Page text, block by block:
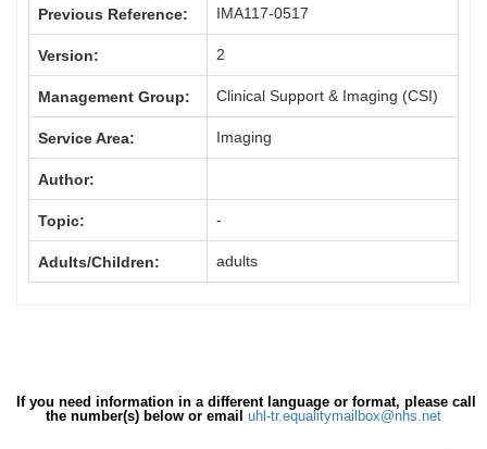
Previous Reference: IMA117-0517
Version: 2
Management Group: Clinical Support & Imaging (CSI)
Service Area: Imaging
Author:
Topic: -
Adults/Children: adults
If you need information in a different language or format, please call
the number(s) below or email uhl-tr.equalitymailbox@nhs.net